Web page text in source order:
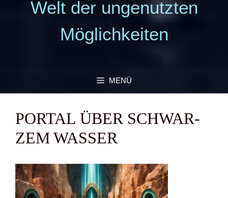
Welt der ungenutzten
Möglichkeiten
MENÜ
POR­TAL ÜBER SCHWAR­
ZEM WAS­SER